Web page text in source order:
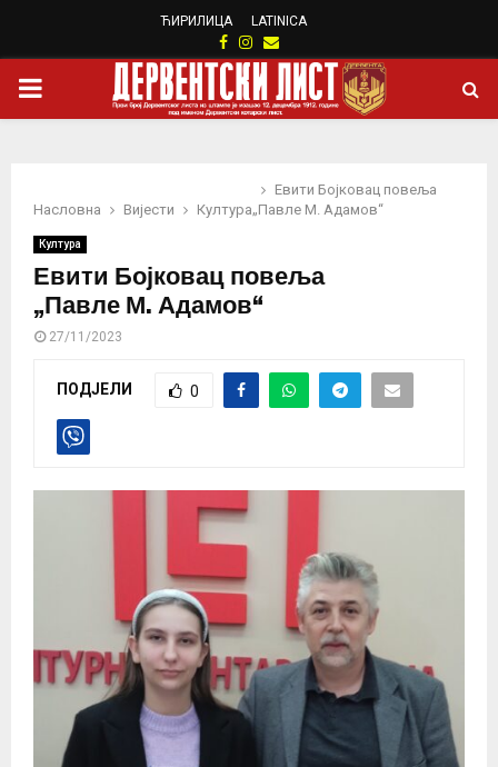
ЋИРИЛИЦА LATINICA
Facebook
Instagram
Email
PRIMARY
Насловна Вијести Култура
Евити Бојковац повеља
„Павле М. Адамов“
Култура
Евити Бојковац повеља
„Павле М. Адамов“
27/11/2023
ПОДЈЕЛИ 0